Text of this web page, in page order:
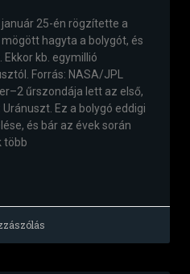
25-én rögzítette a
hagyta a bolygót, és
kb. egymillió
Forrás: NASA/JPL
űrszondája lett az első,
Ez a bolygó eddigi
és bár az évek során
több